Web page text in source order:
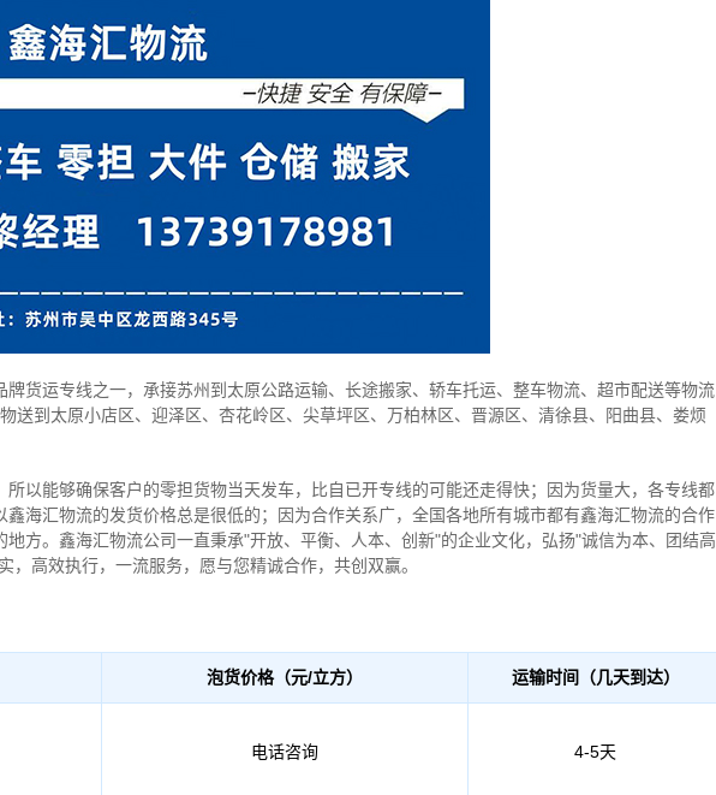
运专线之一，承接苏州到太原公路运输、长途搬家、轿车托运、整车物流、超市配送等物流
送到太原小店区、迎泽区、杏花岭区、尖草坪区、万柏林区、晋源区、清徐县、阳曲县、娄烦
能够确保客户的零担货物当天发车，比自已开专线的可能还走得快；因为货量大，各专线都
海汇物流的发货价格总是很低的；因为合作关系广，全国各地所有城市都有鑫海汇物流的合作
方。鑫海汇物流公司一直秉承"开放、平衡、人本、创新"的企业文化，弘扬"诚信为本、团结高
高效执行，一流服务，愿与您精诚合作，共创双赢。
泡货价格（元/立方） 运输时间（几天到达）
电话咨询 4-5天